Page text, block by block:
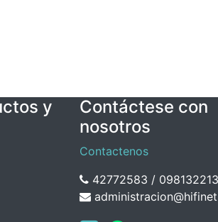
y
Contáctese con
nosotros
Contactenos
42772583 / 098132213